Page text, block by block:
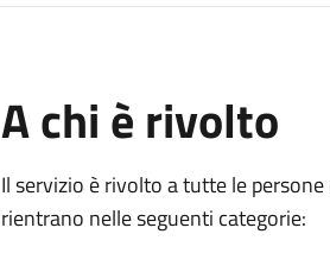
A chi è rivolto
Il servizio è rivolto a tutte le
rientrano nelle seguenti categorie: